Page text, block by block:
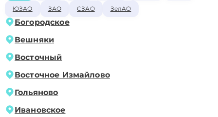
ЮЗАО ЗАО СЗАО ЗелАО
Богородское
Вешняки
Восточный
Восточное Измайлово
Гольяново
Ивановское